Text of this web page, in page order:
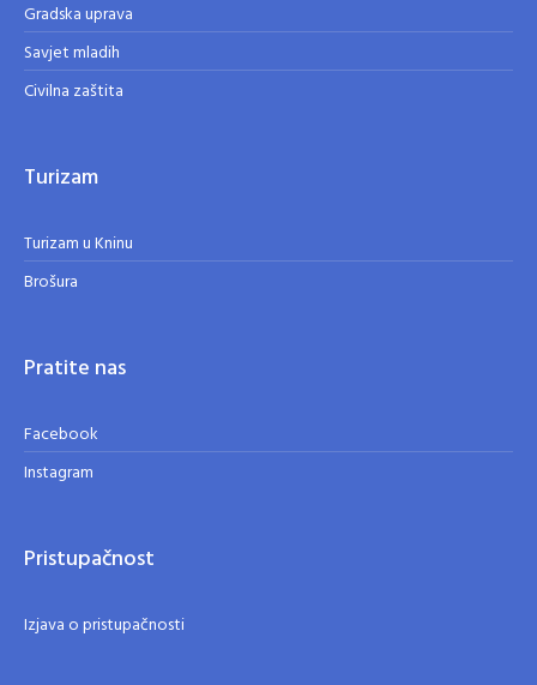
Gradska uprava
Savjet mladih
Civilna zaštita
Turizam
Turizam u Kninu
Brošura
Pratite nas
Facebook
Instagram
Pristupačnost
Izjava o pristupačnosti